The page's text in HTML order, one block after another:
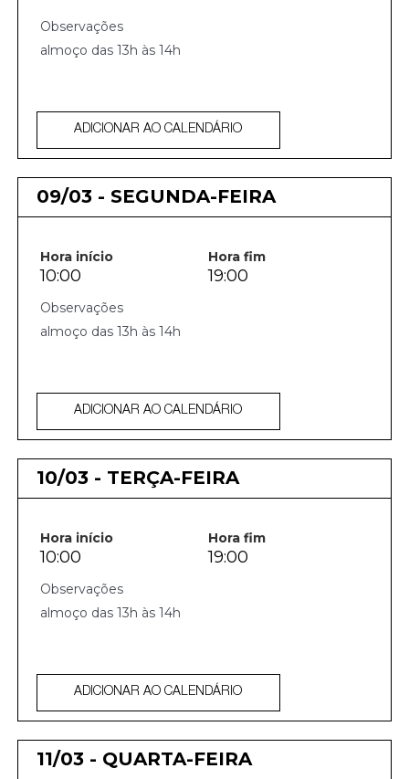
almoço das 13h às 14h
ADICIONAR AO CALENDÁRIO
09/03 - SEGUNDA-FEIRA
Hora início Hora fim
10:00 19:00
almoço das 13h às 14h
ADICIONAR AO CALENDÁRIO
10/03 - TERÇA-FEIRA
Hora início Hora fim
10:00 19:00
almoço das 13h às 14h
ADICIONAR AO CALENDÁRIO
11/03 - QUARTA-FEIRA